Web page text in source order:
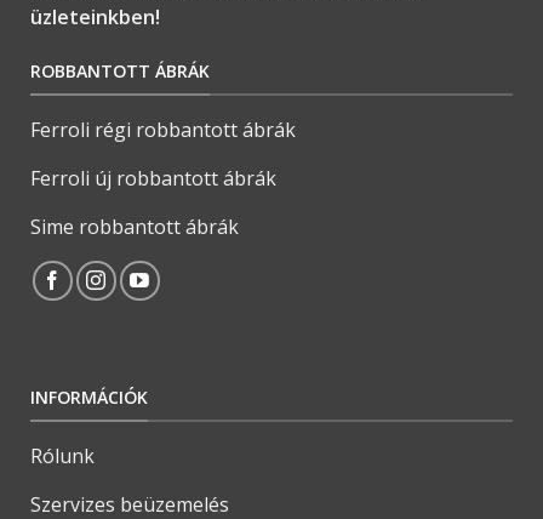
üzleteinkben!
ROBBANTOTT ÁBRÁK
Ferroli régi robbantott ábrák
Ferroli új robbantott ábrák
Sime robbantott ábrák
INFORMÁCIÓK
Rólunk
Szervizes beüzemelés